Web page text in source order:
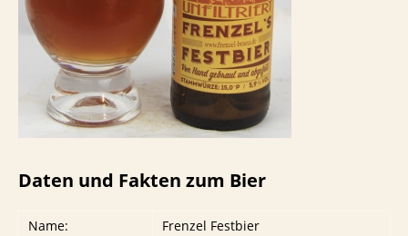
Daten und Fakten zum Bier
Name:
Frenzel Festbier